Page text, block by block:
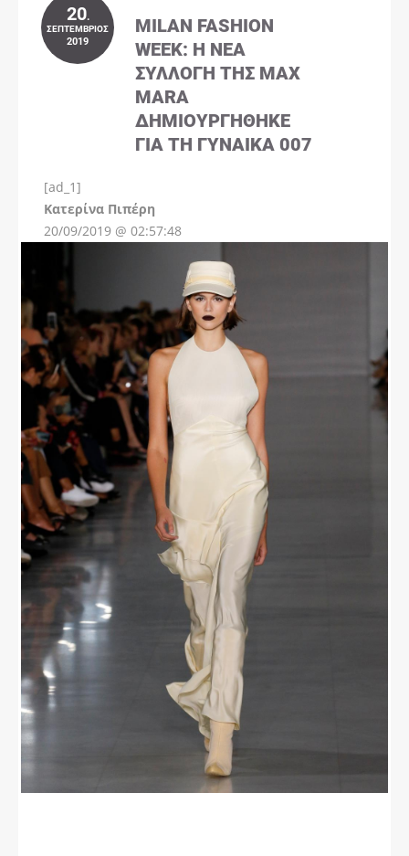
20.
ΣΕΠΤΈΜΒΡΙΟΣ
2019
MILAN FASHION
WEEK: Η ΝΈΑ
ΣΥΛΛΟΓΉ ΤΗΣ MAX
MARA
ΔΗΜΙΟΥΡΓΉΘΗΚΕ
ΓΙΑ ΤΗ ΓΥΝΑΊΚΑ 007
[ad_1]
Kατερίνα Πιπέρη
20/09/2019 @ 02:57:48